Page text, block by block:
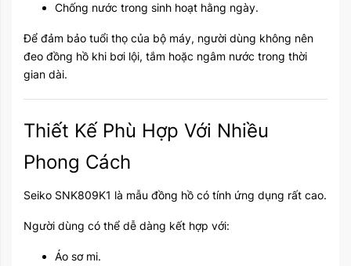
Chống nước trong sinh hoạt hằng ngày.
Để đảm bảo tuổi thọ của bộ máy, người dùng không nên
đeo đồng hồ khi bơi lội, tắm hoặc ngâm nước trong thời
gian dài.
Thiết Kế Phù Hợp Với Nhiều
Phong Cách
Seiko SNK809K1 là mẫu đồng hồ có tính ứng dụng rất cao.
Người dùng có thể dễ dàng kết hợp với:
Áo sơ mi.